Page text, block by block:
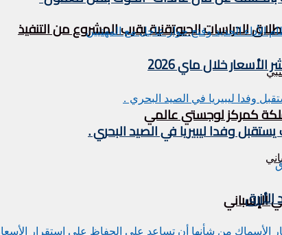
الدراسات الجيوتقنية يقرب المشروع من التنفيذ
كمركز لوجستي عالمي
الإسباني
خلال ماي 2026